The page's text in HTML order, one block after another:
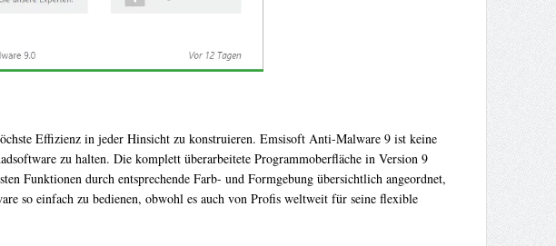
Effizienz in jeder Hinsicht zu konstruieren. Emsisoft Anti-Malware 9 ist keine
zu halten. Die komplett überarbeitete Programmoberfläche in Version 9
Funktionen durch entsprechende Farb- und Formgebung übersichtlich angeordnet,
so einfach zu bedienen, obwohl es auch von Profis weltweit für seine flexible